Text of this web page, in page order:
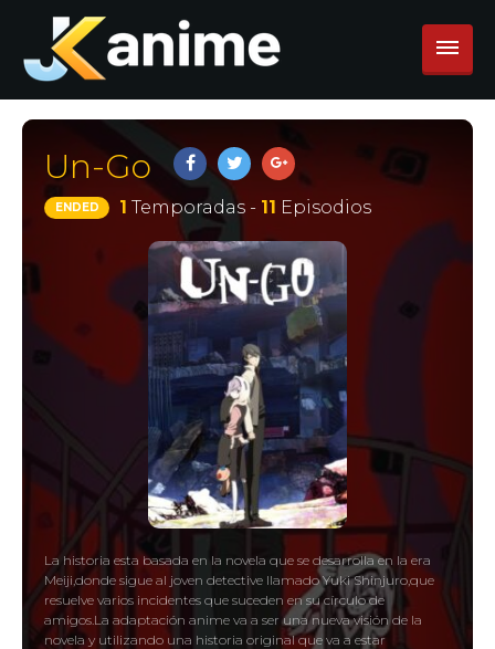
Un-Go
ENDED 1 Temporadas - 11 Episodios
La historia esta basada en la novela que se desarrolla en la era
Meiji,donde sigue al joven detective llamado Yuki Shinjuro,que
resuelve varios incidentes que suceden en su círculo de
amigos.La adaptación anime va a ser una nueva visión de la
novela y utilizando una historia original que va a estar